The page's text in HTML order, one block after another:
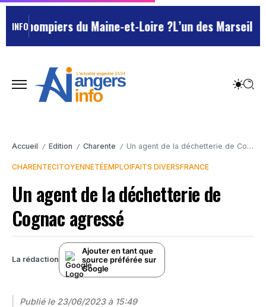
INFO du Maine-et-Loire ?L’un des Marseillais
Accueil / Edition / Charente / Un agent de la déchetterie de Cognac agressé
CHARENTECITOYENNETÉEMPLOIFAITS DIVERSFRANCE
Un agent de la déchetterie de
Cognac agressé
La rédaction
Ajouter en tant que
source préférée sur
Google
Publié le 23/06/2023 à 15:49